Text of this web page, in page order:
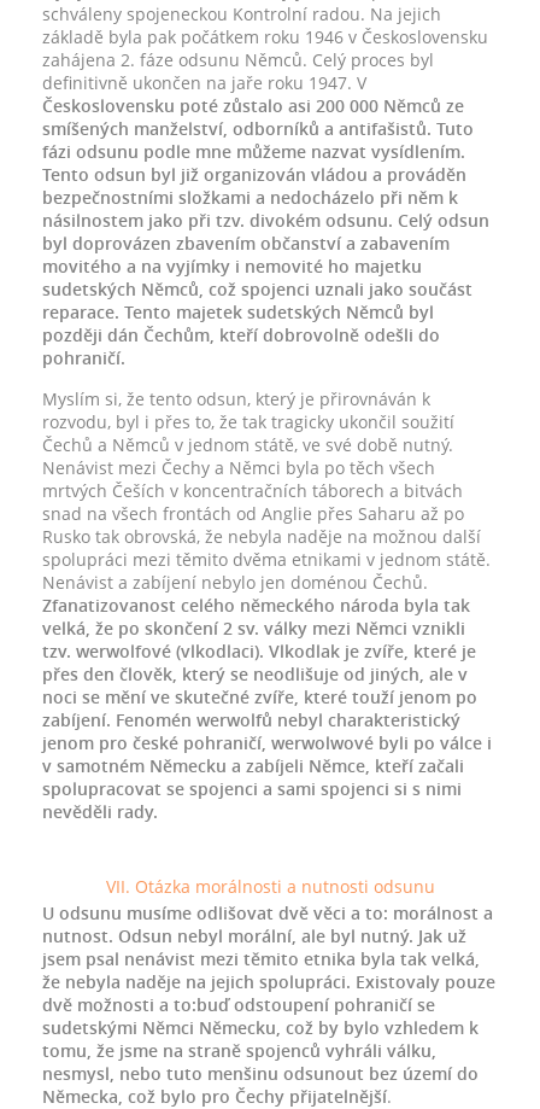
schváleny spojeneckou Kontrolní radou. Na jejich
základě byla pak počátkem roku 1946 v Československu
zahájena 2. fáze odsunu Němců. Celý proces byl
definitivně ukončen na jaře roku 1947. V
Československu poté zůstalo asi 200 000 Němců ze
smíšených manželství, odborníků a antifašistů. Tuto
fázi odsunu podle mne můžeme nazvat vysídlením.
Tento odsun byl již organizován vládou a prováděn
bezpečnostními složkami a nedocházelo při něm k
násilnostem jako při tzv. divokém odsunu. Celý odsun
byl doprovázen zbavením občanství a zabavením
movitého a na vyjímky i nemovité ho majetku
sudetských Němců, což spojenci uznali jako součást
reparace. Tento majetek sudetských Němců byl
později dán Čechům, kteří dobrovolně odešli do
pohraničí.
Myslím si, že tento odsun, který je přirovnáván k
rozvodu, byl i přes to, že tak tragicky ukončil soužití
Čechů a Němců v jednom státě, ve své době nutný.
Nenávist mezi Čechy a Němci byla po těch všech
mrtvých Češích v koncentračních táborech a bitvách
snad na všech frontách od Anglie přes Saharu až po
Rusko tak obrovská, že nebyla naděje na možnou další
spolupráci mezi těmito dvěma etnikami v jednom státě.
Nenávist a zabíjení nebylo jen doménou Čechů.
Zfanatizovanost celého německého národa byla tak
velká, že po skončení 2 sv. války mezi Němci vznikli
tzv. werwolfové (vlkodlaci). Vlkodlak je zvíře, které je
přes den člověk, který se neodlišuje od jiných, ale v
noci se mění ve skutečné zvíře, které touží jenom po
zabíjení. Fenomén werwolfů nebyl charakteristický
jenom pro české pohraničí, werwolwové byli po válce i
v samotném Německu a zabíjeli Němce, kteří začali
spolupracovat se spojenci a sami spojenci si s nimi
nevěděli rady.
VII. Otázka morálnosti a nutnosti odsunu
U odsunu musíme odlišovat dvě věci a to: morálnost a
nutnost. Odsun nebyl morální, ale byl nutný. Jak už
jsem psal nenávist mezi těmito etnika byla tak velká,
že nebyla naděje na jejich spolupráci. Existovaly pouze
dvě možnosti a to:buď odstoupení pohraničí se
sudetskými Němci Německu, což by bylo vzhledem k
tomu, že jsme na straně spojenců vyhráli válku,
nesmysl, nebo tuto menšinu odsunout bez území do
Německa, což bylo pro Čechy přijatelnější.